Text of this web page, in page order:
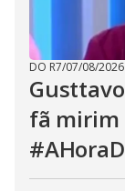
DO R7/07/08/2026
fã mirim